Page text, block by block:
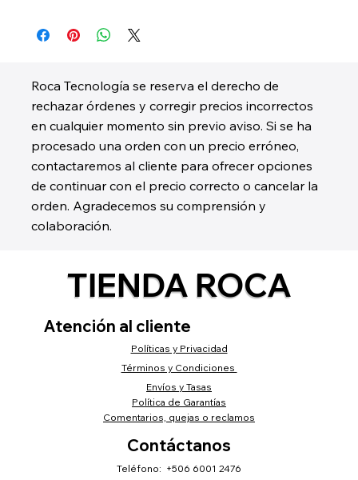
Roca Tecnología se reserva el derecho de
rechazar órdenes y corregir precios incorrectos
en cualquier momento sin previo aviso. Si se ha
procesado una orden con un precio erróneo,
contactaremos al cliente para ofrecer opciones
de continuar con el precio correcto o cancelar la
orden. Agradecemos su comprensión y
colaboración.
TIENDA ROCA
Atención al cliente
Políticas y Privacidad
Términos y Condiciones
Envíos y Tasas
Política de Garantías
Comentarios, quejas o reclamos
Contáctanos
Teléfono: +506 6001 2476